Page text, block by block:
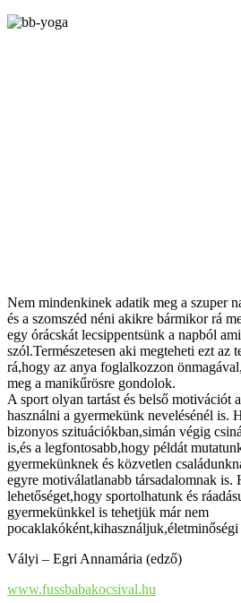
Nem mindenkinek adatik meg a szuper
és a szomszéd néni akikre bármikor rá
egy órácskát lecsippentsünk a napból
szól.Természetesen aki megteheti ezt az
rá,hogy az anya foglalkozzon
meg a manikűrösre gondolok.
A sport olyan tartást és belső motivációt
használni a gyermekünk nevelésénél is.
bizonyos szituációkban,simán végig
is,és a legfontosabb,hogy példát
gyermekünknek és közvetlen
egyre motiválatlanabb társadalomnak is.
lehetőséget,hogy sportolhatunk és
gyermekünkkel is tehetjük már nem
pocaklakóként,kihasználjuk,életminőségi
Vályi – Egri Annamária (edző)
www.fussbabakocsival.hu